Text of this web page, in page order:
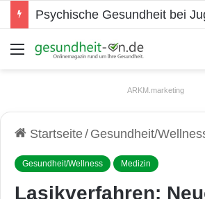
Psychische Gesundheit bei
Menü
ARKM.marketing
Startseite/ Gesundheit/
Gesundheit/Wellness Medizin
Lasikverfahren: